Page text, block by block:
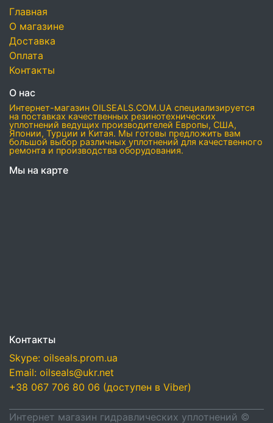
Главная
О магазине
Доставка
Оплата
Контакты
О нас
Интернет-магазин OILSEALS.COM.UA специализируется
на поставках качественных резинотехнических
уплотнений ведущих производителей Европы, США,
Японии, Турции и Китая. Мы готовы предложить вам
большой выбор различных уплотнений для качественного
ремонта и производства оборудования.
Мы на карте
Контакты
Skype: oilseals.prom.ua
Email: oilseals@ukr.net
+38 067 706 80 06 (доступен в Viber)
Интернет магазин гидравлических уплотнений ©